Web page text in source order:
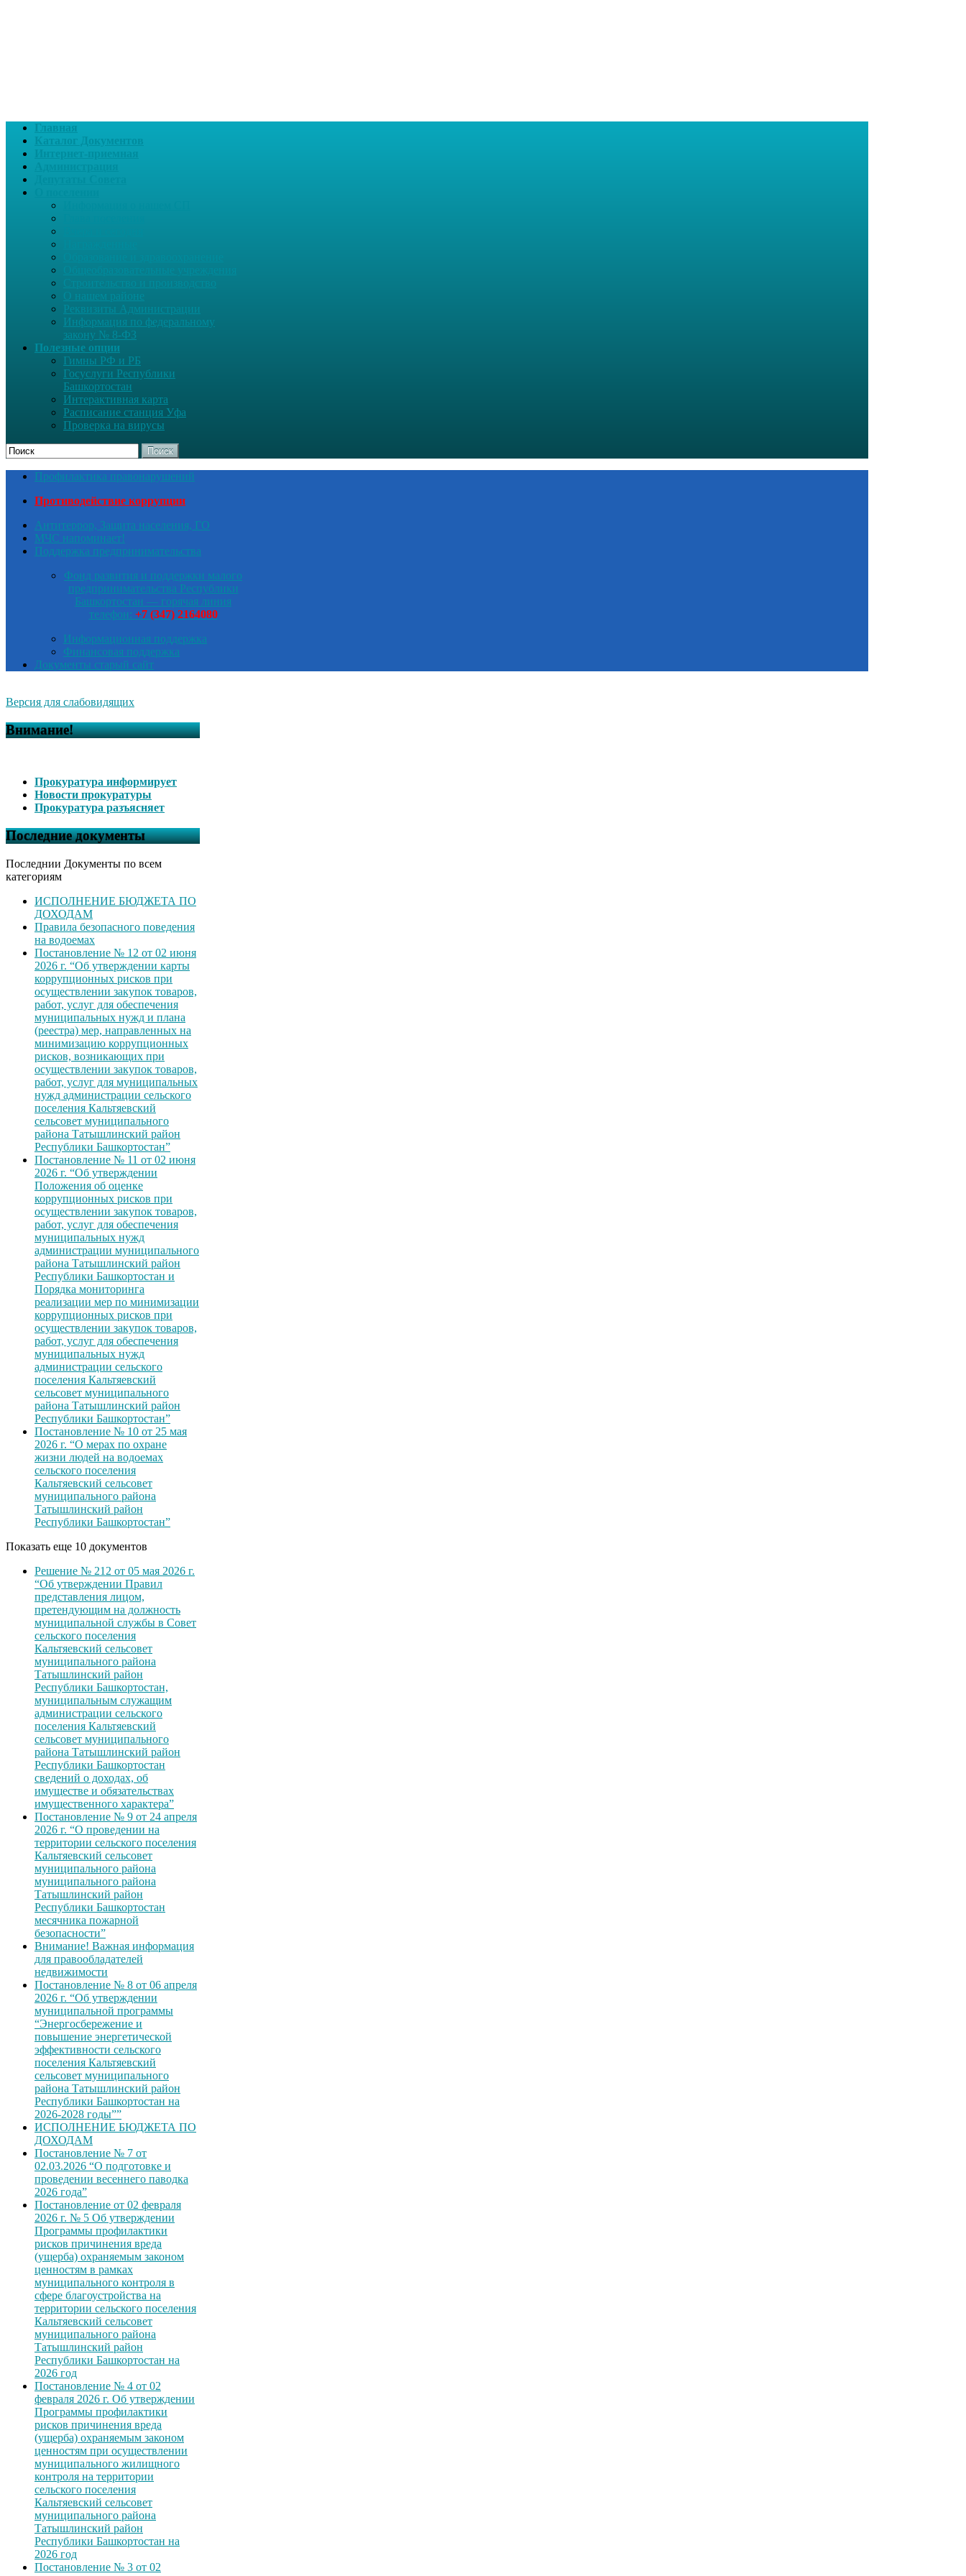
Главная
Каталог Документов
О нашем районе
Реквизиты Администрации
Информация по федеральному
закону № 8-ФЗ
Полезные опции
Гимны РФ и РБ
Госуслуги Республики
Башкортостан
Интерактивная карта
Расписание станция Уфа
Проверка на вирусы
Поиск
Профилактика правонарушений
Противодействие коррупции
Антитеррор, Защита населения, ГО
МЧС напоминает!
Поддержка предпринимательства
Фонд развития и поддержки малого
предпринимательства Республики
Башкортостан — горячая линия
телефон: +7 (347) 2164080
Информационная поддержка
Финансовая поддержка
Документы старый сайт
Версия для слабовидящих
Внимание!
Прокуратура информирует
Новости прокуратуры
Прокуратура разъясняет
Последние документы
Последнии Документы по всем
категориям
ИСПОЛНЕНИЕ БЮДЖЕТА ПО
ДОХОДАМ
Правила безопасного поведения
на водоемах
Постановление № 12 от 02 июня
2026 г. “Об утверждении карты
коррупционных рисков при
осуществлении закупок товаров,
работ, услуг для обеспечения
муниципальных нужд и плана
(реестра) мер, направленных на
минимизацию коррупционных
рисков, возникающих при
осуществлении закупок товаров,
работ, услуг для муниципальных
нужд администрации сельского
поселения Кальтяевский
сельсовет муниципального
района Татышлинский район
Республики Башкортостан”
Постановление № 11 от 02 июня
2026 г. “Об утверждении
Положения об оценке
коррупционных рисков при
осуществлении закупок товаров,
работ, услуг для обеспечения
муниципальных нужд
администрации муниципального
района Татышлинский район
Республики Башкортостан и
Порядка мониторинга
реализации мер по минимизации
коррупционных рисков при
осуществлении закупок товаров,
работ, услуг для обеспечения
муниципальных нужд
администрации сельского
поселения Кальтяевский
сельсовет муниципального
района Татышлинский район
Республики Башкортостан”
Постановление № 10 от 25 мая
2026 г. “О мерах по охране
жизни людей на водоемах
сельского поселения
Кальтяевский сельсовет
муниципального района
Татышлинский район
Республики Башкортостан”
Показать еще 10 документов
Решение № 212 от 05 мая 2026 г.
“Об утверждении Правил
представления лицом,
претендующим на должность
муниципальной службы в Совет
сельского поселения
Кальтяевский сельсовет
муниципального района
Татышлинский район
Республики Башкортостан,
муниципальным служащим
администрации сельского
поселения Кальтяевский
сельсовет муниципального
района Татышлинский район
Республики Башкортостан
сведений о доходах, об
имуществе и обязательствах
имущественного характера”
Постановление № 9 от 24 апреля
2026 г. “О проведении на
территории сельского поселения
Кальтяевский сельсовет
муниципального района
муниципального района
Татышлинский район
Республики Башкортостан
месячника пожарной
безопасности”
Внимание! Важная информация
для правообладателей
недвижимости
Постановление № 8 от 06 апреля
2026 г. “Об утверждении
муниципальной программы
“Энергосбережение и
повышение энергетической
эффективности сельского
поселения Кальтяевский
сельсовет муниципального
района Татышлинский район
Республики Башкортостан на
2026-2028 годы””
ИСПОЛНЕНИЕ БЮДЖЕТА ПО
ДОХОДАМ
Постановление № 7 от
02.03.2026 “О подготовке и
проведении весеннего паводка
2026 года”
Постановление от 02 февраля
2026 г. № 5 Об утверждении
Программы профилактики
рисков причинения вреда
(ущерба) охраняемым законом
ценностям в рамках
муниципального контроля в
сфере благоустройства на
территории сельского поселения
Кальтяевский сельсовет
муниципального района
Татышлинский район
Республики Башкортостан на
2026 год
Постановление № 4 от 02
февраля 2026 г. Об утверждении
Программы профилактики
рисков причинения вреда
(ущерба) охраняемым законом
ценностям при осуществлении
муниципального жилищного
контроля на территории
сельского поселения
Кальтяевский сельсовет
муниципального района
Татышлинский район
Республики Башкортостан на
2026 год
Постановление № 3 от 02